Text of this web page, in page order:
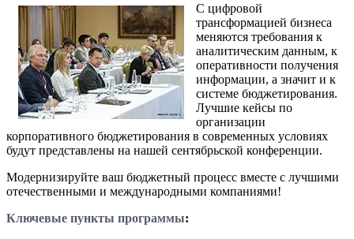
С цифровой
трансформацией бизнеса
меняются требования к
аналитическим данным, к
оперативности получения
информации, а значит и к
системе бюджетирования.
Лучшие кейсы по
организации
корпоративного бюджетирования в современных условиях
будут представлены на нашей сентябрьской конференции.
Модернизируйте ваш бюджетный процесс вместе с лучшими
отечественными и международными компаниями!
Ключевые пункты программы: